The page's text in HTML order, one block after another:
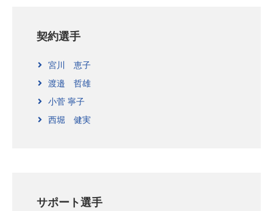
契約選手
宮川 恵子
渡邉 哲雄
小菅 寧子
西堀 健実
サポート選手